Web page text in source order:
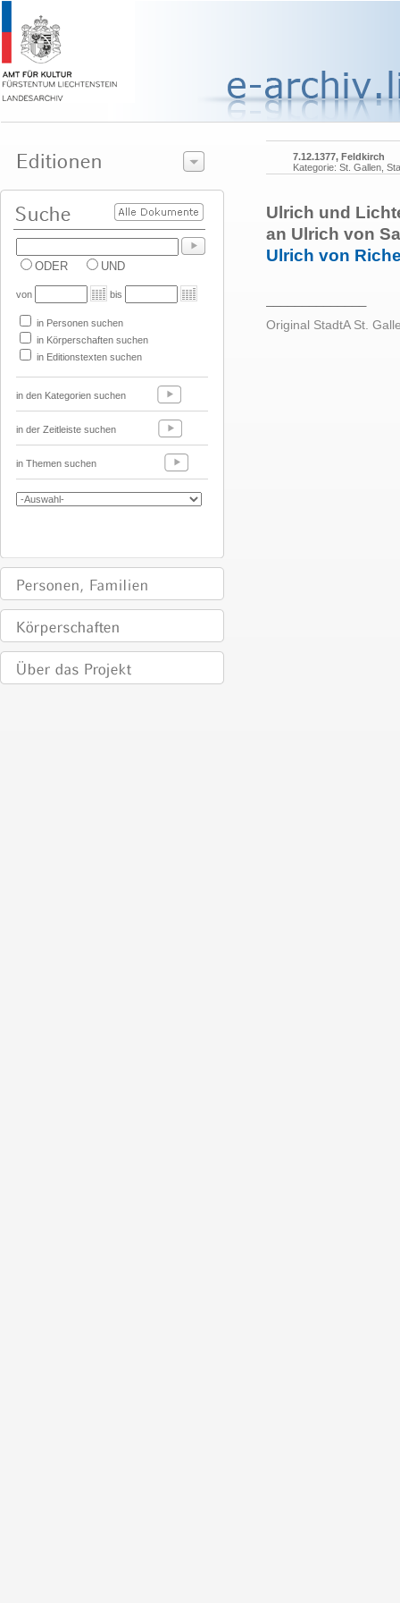
ODER UND
von bis
in Personen suchen
in Körperschaften suchen
in Editionstexten suchen
in den Kategorien suchen
in der Zeitleiste suchen
in Themen suchen
7.12.1377, Feldkirch
Kategorie: St. Gallen,
Ulrich und
an Ulrich von
Ulrich von
Original StadtA St.